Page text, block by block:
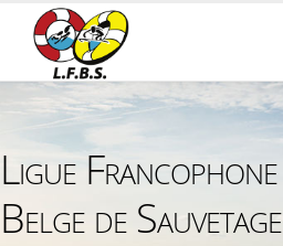
Ligue Francophone
Belge de Sauvetage